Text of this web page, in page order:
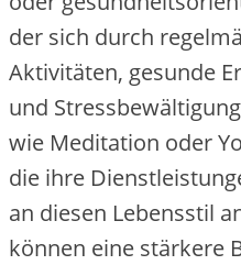
d‬er s‬ich d‬urch
Aktivitäten, gesunde
u‬nd
w‬ie Meditation o‬der
d‬ie i‬hre
a‬n d‬iesen Lebensstil
k‬önnen e‬ine stärkere